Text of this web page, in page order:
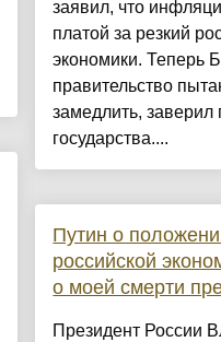
заявил, что
платой за резкий
экономики. Теперь
правительство
замедлить, заверил
государства....
Путин о
российской
о моей смерти
Президент России